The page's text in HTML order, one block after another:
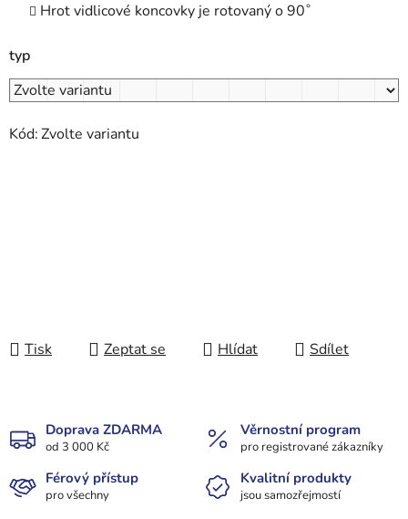
Hrot vidlicové koncovky je rotovaný o90˚
typ
Kód:Zvolte variantu
Tisk Zeptat se Hlídat Sdílet
Doprava ZDARMA
od 3 000 Kč
Věrnostní program
pro registrované zákazníky
Férový přístup
pro všechny
Kvalitní produkty
jsou samozřejmostí